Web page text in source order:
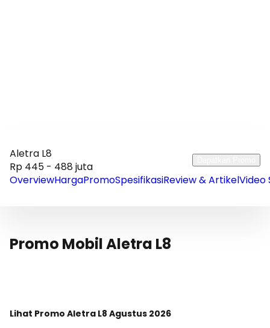
Aletra L8
Rp 445 - 488 juta
OverviewHargaPromoSpesifikasiReview & ArtikelVideo
Promo Mobil Aletra L8
Lihat Promo Aletra L8 Agustus 2026